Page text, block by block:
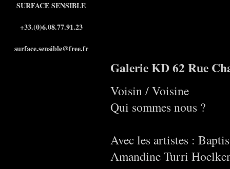
SURFACE SENSIBLE
+33.(0)6.08.77.91.23
surface.sensible@free.fr
Galerie KD 62 Rue
Voisin / Voisine
Qui sommes nous ?
Avec les artistes :
Amandine Turri